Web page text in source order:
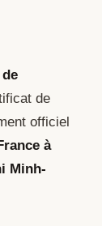
de
officiel
à
Minh-